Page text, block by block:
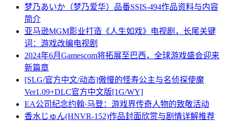
梦乃あいか（梦乃爱华）品番SSIS-494作品资料与内容
简介
亚马逊MGM影业打造《人生如戏》电视剧，长尾关键
词：游戏改编电视剧
2024年6月Gamescom将拓展至巴西，全球游戏盛会迎来
新篇章
[SLG/官方中文/动态]傲慢的怪寿公主与名侦探使魔
Ver1.09+DLC官方中文版[1G/WY]
EA公司纪念约翰·马登：游戏界传奇人物的致敬活动
香水じゅん(HNVR-152)作品封面欣赏与剧情详解推荐